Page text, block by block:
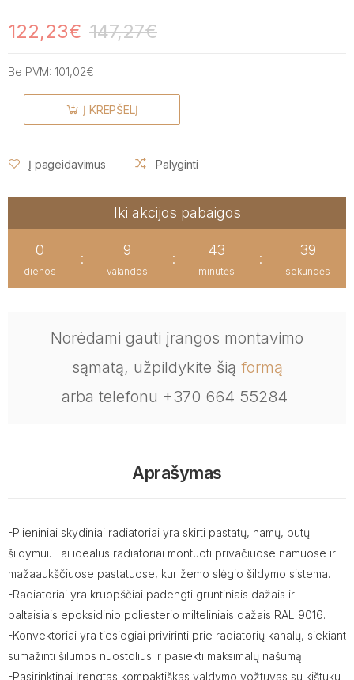
122,23€ 147,27€
Be PVM: 101,02€
Į KREPŠELĮ
Į pageidavimus Palyginti
Iki akcijos pabaigos
0
dienos
:
9
valandos
:
43
minutės
:
39
sekundės
Norėdami gauti įrangos montavimo
sąmatą, užpildykite šią formą
arba telefonu +370 664 55284
Aprašymas
-Plieniniai skydiniai radiatoriai yra skirti pastatų, namų, butų
šildymui. Tai idealūs radiatoriai montuoti privačiuose namuose ir
mažaaukščiuose pastatuose, kur žemo slėgio šildymo sistema.
-Radiatoriai yra kruopščiai padengti gruntiniais dažais ir
baltaisiais epoksidinio poliesterio milteliniais dažais RAL 9016.
-Konvektoriai yra tiesiogiai privirinti prie radiatorių kanalų, siekiant
sumažinti šilumos nuostolius ir pasiekti maksimalų našumą.
-Pasirinktinai įrengtas kompaktiškas valdymo vožtuvas su kištuku